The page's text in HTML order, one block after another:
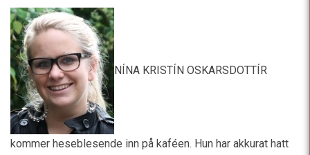
NÍNA KRISTÍN OSKARSDOTTÍR
kommer heseblesende inn på kaféen. Hun har akkurat hatt